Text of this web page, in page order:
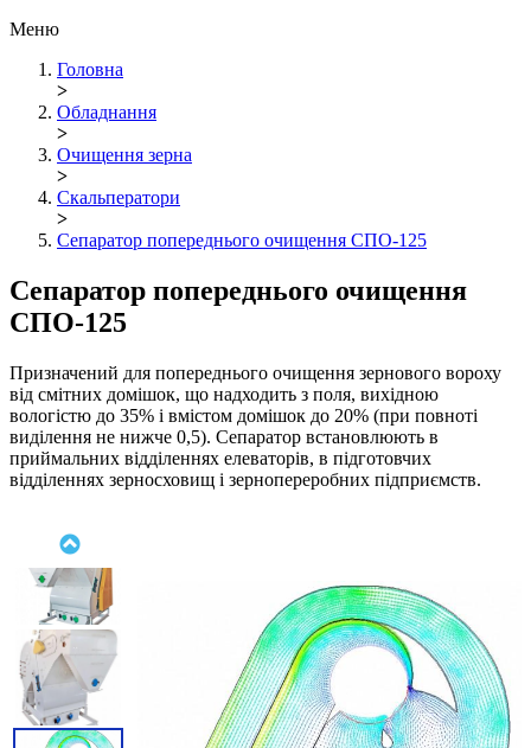
Меню
Головна
>
Обладнання
>
Очищення зерна
>
Скальператори
>
Сепаратор попереднього очищення СПО-125
Сепаратор попереднього очищення
СПО-125
Призначений для попереднього очищення зернового вороху
від смітних домішок, що надходить з поля, вихідною
вологістю до 35% і вмістом домішок до 20% (при повноті
виділення не нижче 0,5). Сепаратор встановлюють в
приймальних відділеннях елеваторів, в підготовчих
відділеннях зерносховищ і зернопереробних підприємств.